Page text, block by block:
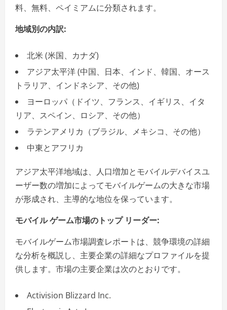
料、無料、ペイミアムに分類されます。
地域別の内訳:
北米 (米国、カナダ)
アジア太平洋 (中国、日本、インド、韓国、オース
トラリア、インドネシア、その他)
ヨーロッパ（ドイツ、フランス、イギリス、イタ
リア、スペイン、ロシア、その他）
ラテンアメリカ（ブラジル、メキシコ、その他）
中東とアフリカ
アジア太平洋地域は、人口増加とモバイルデバイスユ
ーザー数の増加によってモバイルゲームの大きな市場
が形成され、主導的な地位を保っています。
モバイル ゲーム市場のトップ リーダー:
モバイルゲーム市場調査レポートは、競争環境の詳細
な分析を概説し、主要企業の詳細なプロファイルを提
供します。市場の主要企業は次のとおりです。
Activision Blizzard Inc.